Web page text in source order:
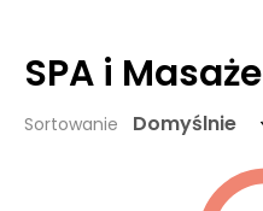
SPA i Masaże
Sortowanie Domyślnie